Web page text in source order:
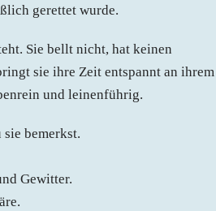
gerettet wurde.
Sie bellt nicht, hat keinen
sie ihre Zeit entspannt an ihrem
und leinenführig.
bemerkst.
Gewitter.